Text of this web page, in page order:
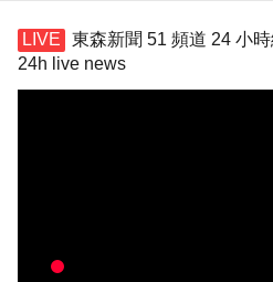
東森新聞 51 頻道 24 小
24h live news